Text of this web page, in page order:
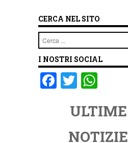
CERCA NEL SITO
Cerca
I NOSTRI SOCIAL
F T
tt
er
at
s
ULTIME
NOTIZIE